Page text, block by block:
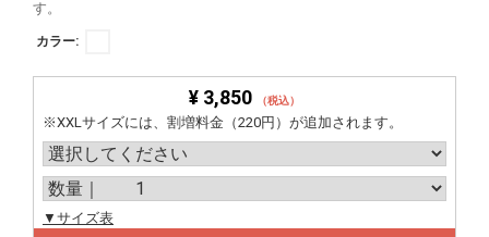
す。
カラー:
¥ 3,850 （税込）
※XXLサイズには、割増料金（220円）が追加されます。
▼サイズ表